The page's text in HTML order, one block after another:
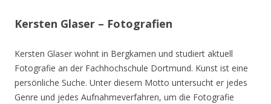
Kersten Glaser – Fotografien
Kersten Glaser wohnt in Bergkamen und studiert aktuell
Fotografie an der Fachhochschule Dortmund. Kunst ist eine
persönliche Suche. Unter diesem Motto untersucht er jedes
Genre und jedes Aufnahmeverfahren, um die Fotografie